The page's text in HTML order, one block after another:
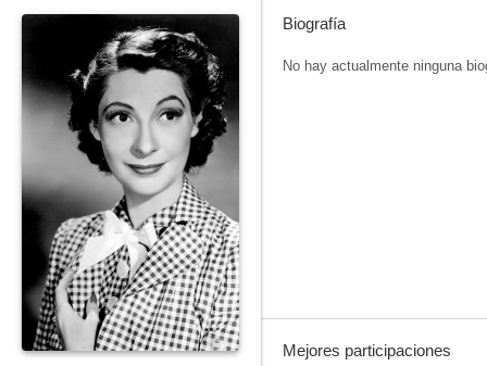
Biografía
No hay actualmente ninguna
Mejores participaciones